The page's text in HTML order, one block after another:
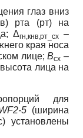
глаз вниз
рта (рт) на
Δгн,кнв,рт_сх–
края носа
лице;Всх –
лица на
для
5 (ширина
установлены